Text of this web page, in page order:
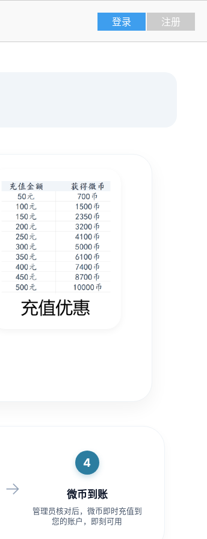
注册
登录
→
4
微币到账
管理员核对后，微币即时充值到
您的账户，即刻可用